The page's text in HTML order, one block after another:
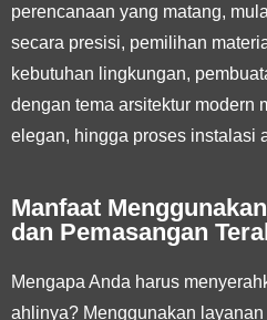
perencanaan yang matang,
secara presisi, pemilihan
kebutuhan lingkungan,
dengan tema arsitektur modern
elegan, hingga proses instalasi
Manfaat
dan Pemasangan
Mengapa Anda harus
ahlinya? Menggunakan